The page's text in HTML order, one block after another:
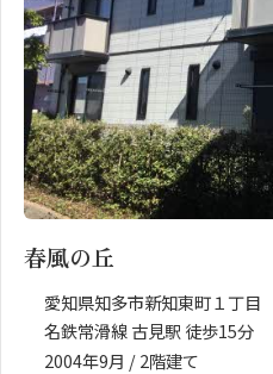
春風の丘
愛知県知多市新知東町１丁目
名鉄常滑線 古見駅 徒歩15分
2004年9月 / 2階建て